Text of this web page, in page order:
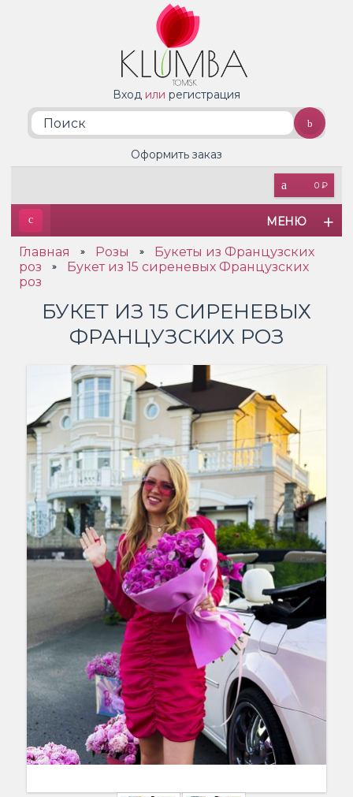
Вход или регистрация
0 ₽
Оформить заказ
МЕНЮ
Главная » Розы »
Букеты из Французских
роз
»
Букет из 15 сиреневых Французских
роз
БУКЕТ ИЗ 15 СИРЕНЕВЫХ
ФРАНЦУЗСКИХ РОЗ